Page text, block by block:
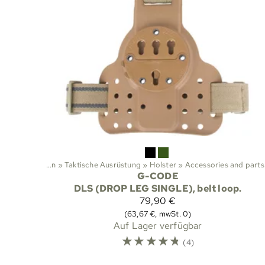
Sportarten ‪»Taktische Ausrüstung ‪» Holster ‪» Accessories and parts
G-CODE
DLS (DROP LEG SINGLE), belt loop.
79,90 €
(63,67 €, mwSt. 0)
Auf Lager verfügbar
☆☆☆☆☆ (4)